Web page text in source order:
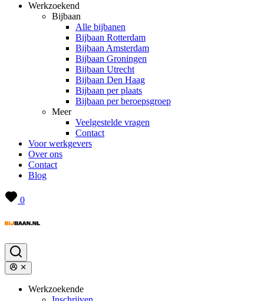
Werkzoekend
Bijbaan
Alle bijbanen
Bijbaan Rotterdam
Bijbaan Amsterdam
Bijbaan Groningen
Bijbaan Utrecht
Bijbaan Den Haag
Bijbaan per plaats
Bijbaan per beroepsgroep
Meer
Veelgestelde vragen
Contact
Voor werkgevers
Over ons
Contact
Blog
0
Werkzoekende